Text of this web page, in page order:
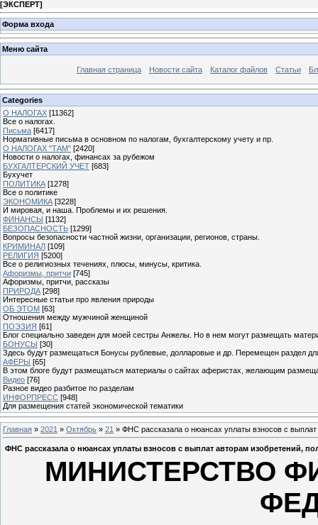
[ЭКСПЕРТ]
Форма входа
Меню сайта
Главная страница Новости сайта Каталог файлов Статьи
Categories
О НАЛОГАХ [11362]
Все о налогах.
Письма [6417]
Нормативные письма в основном по налогам, бухгалтерскому учету и пр.
О НАЛОГАХ "ТАМ" [2420]
Новости о налогах, финансах за рубежом
БУХГАЛТЕРСКИЙ УЧЕТ [683]
Бухучет
ПОЛИТИКА [1278]
Все о политике
ЭКОНОМИКА [3228]
И мировая, и наша. Проблемы и их решения.
ФИНАНСЫ [1132]
БЕЗОПАСНОСТЬ [1299]
Вопросы безопасности частной жизни, организации, регионов, страны.
КРИМИНАЛ [109]
РЕЛИГИЯ [5200]
Все о религиозных течениях, плюсы, минусы, критика.
Афоризмы, притчи [745]
Афоризмы, притчи, рассказы
ПРИРОДА [298]
Интересные статьи про явления природы
ОБ ЭТОМ [63]
Отношения между мужчиной женщиной
ПОЭЗИЯ [61]
Блог специально заведен для моей сестры Анжелы. Но в нем могут размещать
БОНУСЫ [30]
Здесь будут размещаться Бонусы рублевые, долларовые и др. Перемещен раздел
АФЕРЫ [65]
В этом блоге будут размещаться материалы о сайтах аферистах, желающим
Видео [76]
Разное видео разбитое по разделам
ИНФОРПРЕСС [948]
Для размещения статей экономической тематики
Главная » 2021 » Октябрь » 21 » ФНС рассказала о нюансах уплаты взносов с
ФНС рассказала о нюансах уплаты взносов с выплат авторам изобретений,
МИНИСТЕРСТВО